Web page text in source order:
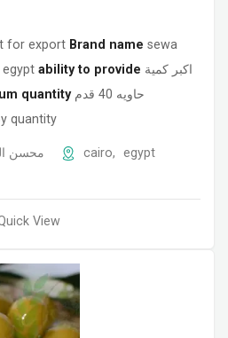
for export Brand name sewa
egypt ability to provide اكبر كمية
quantity
حاويه 40 قدم
quantity
محسن cairo,
egypt
View